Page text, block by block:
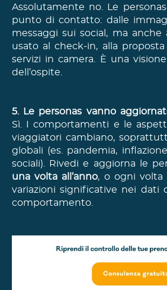
Assolutamente no. Le
punto di contatto: dalle
messaggi sui social, ma anche
usato al check-in, alla
servizi in camera. È una
dell’ospite.
5. Le personas vanno
Sì. I comportamenti e le
viaggiatori cambiano,
globali (es. pandemia,
sociali). Rivedi e aggiorna le
una volta all’anno, o ogni volta
variazioni significative nei dati
comportamento.